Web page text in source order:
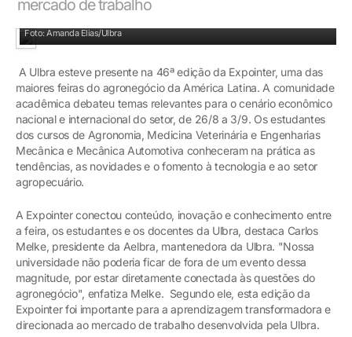
mercado de trabalho
Foto: Amanda Elias/Ulbra
A Ulbra esteve presente na 46ª edição da Expointer, uma das
maiores feiras do agronegócio da América Latina. A comunidade
acadêmica debateu temas relevantes para o cenário econômico
nacional e internacional do setor, de 26/8 a 3/9. Os estudantes
dos cursos de Agronomia, Medicina Veterinária e Engenharias
Mecânica e Mecânica Automotiva conheceram na prática as
tendências, as novidades e o fomento à tecnologia e ao setor
agropecuário.
A Expointer conectou conteúdo, inovação e conhecimento entre
a feira, os estudantes e os docentes da Ulbra, destaca Carlos
Melke, presidente da Aelbra, mantenedora da Ulbra. "Nossa
universidade não poderia ficar de fora de um evento dessa
magnitude, por estar diretamente conectada às questões do
agronegócio", enfatiza Melke. Segundo ele, esta edição da
Expointer foi importante para a aprendizagem transformadora e
direcionada ao mercado de trabalho desenvolvida pela Ulbra.